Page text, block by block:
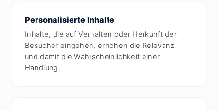
Personalisierte Inhalte
Inhalte, die auf Verhalten oder Herkunft der
Besucher eingehen, erhöhen die Relevanz -
und damit die Wahrscheinlichkeit einer
Handlung.